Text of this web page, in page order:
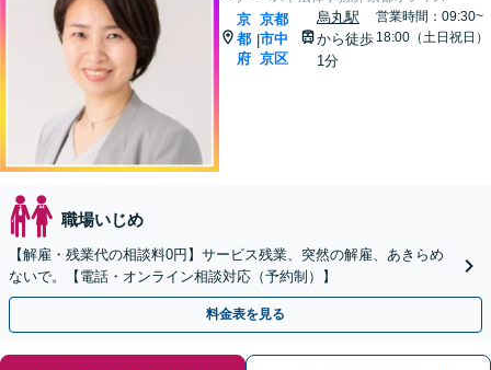
京
都
府
|
京都
市中
京区
烏丸駅
から徒歩
1分
営業時間：09:30~
18:00（土日祝日）
職場いじめ
【解雇・残業代の相談料0円】サービス残業、突然の解雇、あきらめ
ないで。【電話・オンライン相談対応（予約制）】
料金表を見る